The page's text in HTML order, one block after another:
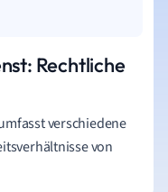
Rechtliche
verschiedene
von